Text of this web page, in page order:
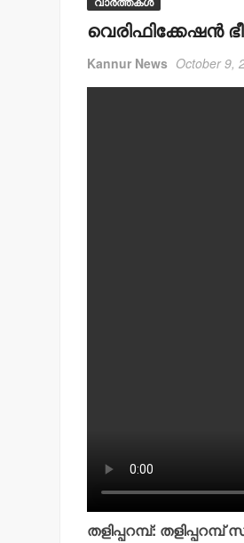
വെരിഫിക്കേഷന്‍
Kannur News October 9,
തളിപ്പറമ്പ്: